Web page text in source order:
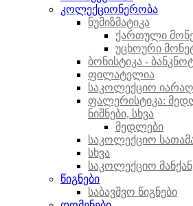
კოლექციონერობა
ნუმიზმატიკა
ქართული
უცხოური
ბონისტიკა -
ფილატელია
საკოლექციო
ფალერისტიკა:
ნიშნები, სხვა
მედლები
საკოლექციო
სხვა
საკოლექციო
წიგნები
საბავშვო წიგნები